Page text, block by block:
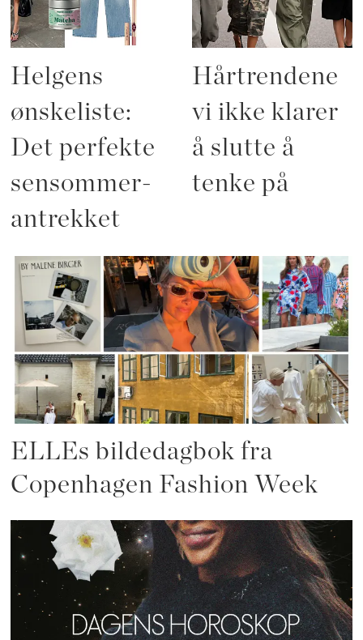
Helgens
ønskeliste:
Det perfekte
sensommer-
antrekket
Hårtrendene
vi ikke klarer
å slutte å
tenke på
ELLEs bildedagbok fra
Copenhagen Fashion Week